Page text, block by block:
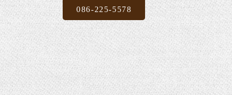
086-225-5578